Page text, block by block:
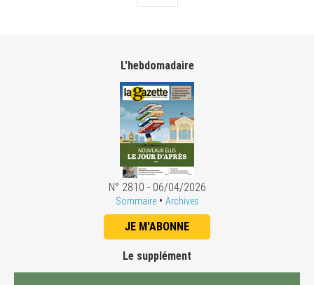
L'hebdomadaire
N° 2810 - 06/04/2026
Sommaire • Archives
JE M'ABONNE
Le supplément